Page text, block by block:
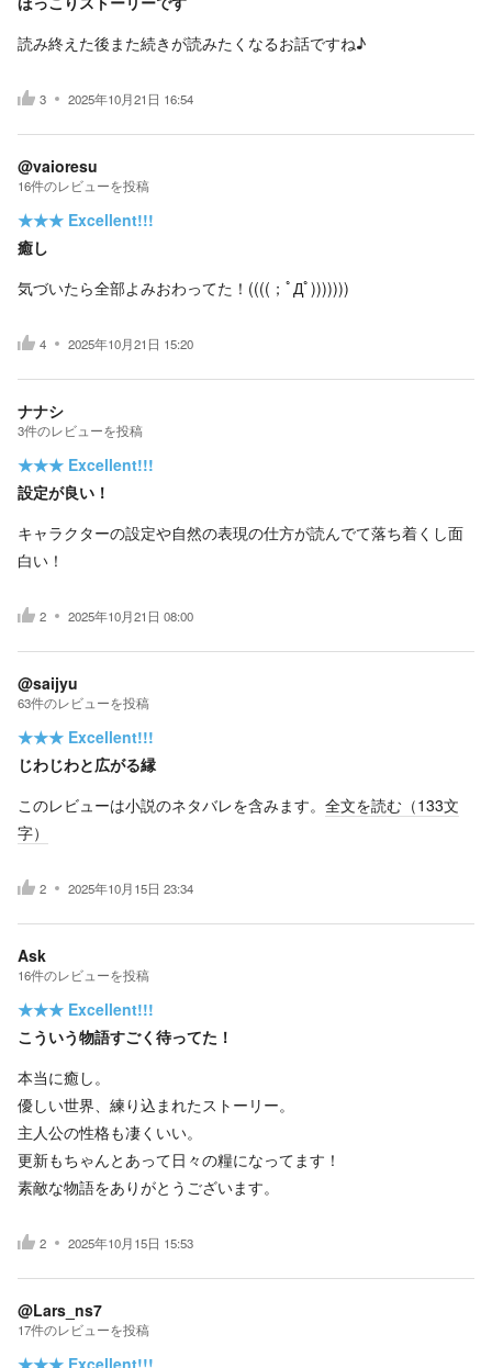
読み終えた後また続きが読みたくなるお話ですね♪
3 2025年10月21日 16:54
@vaioresu
16件のレビューを投稿
★★★ Excellent!!!
癒し
気づいたら全部よみおわってた！((((；ﾟДﾟ)))))))
4 2025年10月21日 15:20
ナナシ
3件のレビューを投稿
★★★ Excellent!!!
設定が良い！
キャラクターの設定や自然の表現の仕方が読んでて落ち着くし面
白い！
2 2025年10月21日 08:00
@saijyu
63件のレビューを投稿
★★★ Excellent!!!
じわじわと広がる縁
このレビューは小説のネタバレを含みます。 全文を読む（133文
字）
2 2025年10月15日 23:34
Ask
16件のレビューを投稿
★★★ Excellent!!!
こういう物語すごく待ってた！
本当に癒し。
優しい世界、練り込まれたストーリー。
主人公の性格も凄くいい。
更新もちゃんとあって日々の糧になってます！
素敵な物語をありがとうございます。
2 2025年10月15日 15:53
@Lars_ns7
17件のレビューを投稿
★★★ Excellent!!!